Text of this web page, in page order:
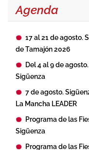
Agenda
17 al 21 de agosto.
de Tamajón 2026
Del 4 al 9 de
Sigüenza
7 de agosto.
La Mancha LEADER
Programa de las
Sigüenza
Programa de las